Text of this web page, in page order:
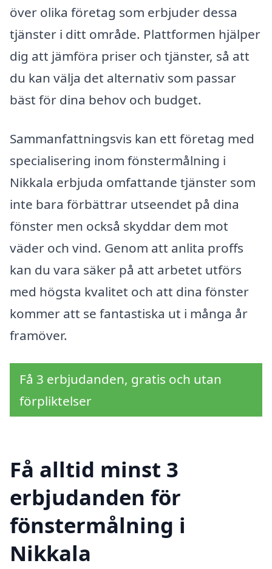
över olika företag som erbjuder dessa
tjänster i ditt område. Plattformen hjälper
dig att jämföra priser och tjänster, så att
du kan välja det alternativ som passar
bäst för dina behov och budget.
Sammanfattningsvis kan ett företag med
specialisering inom fönstermålning i
Nikkala erbjuda omfattande tjänster som
inte bara förbättrar utseendet på dina
fönster men också skyddar dem mot
väder och vind. Genom att anlita proffs
kan du vara säker på att arbetet utförs
med högsta kvalitet och att dina fönster
kommer att se fantastiska ut i många år
framöver.
Få 3 erbjudanden, gratis och utan
förpliktelser
Få alltid minst 3
erbjudanden för
fönstermålning i
Nikkala